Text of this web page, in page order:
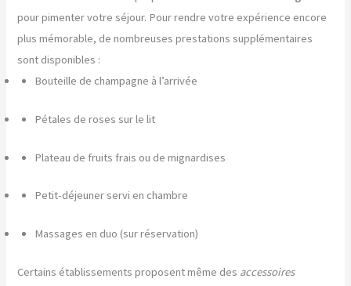
pour pimenter votre séjour. Pour rendre votre expérience encore
plus mémorable, de nombreuses prestations supplémentaires
sont disponibles :
Bouteille de champagne à l’arrivée
Pétales de roses sur le lit
Plateau de fruits frais ou de mignardises
Petit-déjeuner servi en chambre
Massages en duo (sur réservation)
Certains établissements proposent même des accessoires